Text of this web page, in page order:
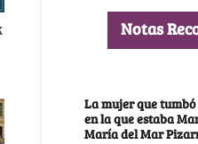
Notas
La mujer que
en la que estaba
María del Mar